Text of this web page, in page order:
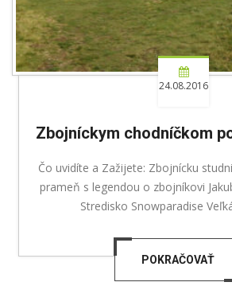
24.08.2016
Zbojníckym chodníčkom
Čo uvidíte a Zažijete: Zbojnícku
prameň s legendou o zbojníkovi
Stredisko Snowparadise
POKRAČOVAŤ